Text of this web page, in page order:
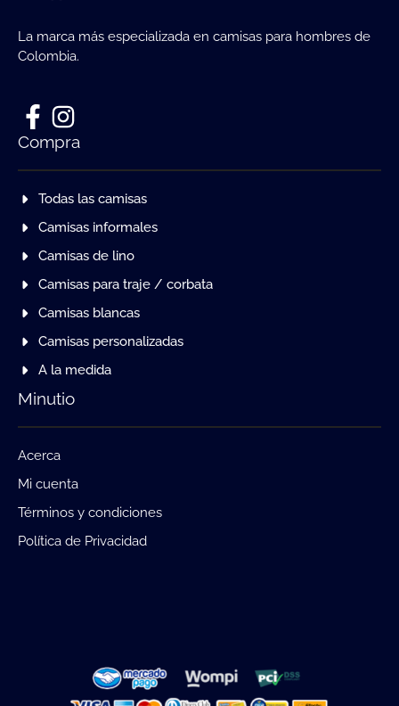
La marca más especializada en camisas para hombres de
Colombia.
Compra
Todas las camisas
Camisas informales
Camisas de lino
Camisas para traje / corbata
Camisas blancas
Camisas personalizadas
A la medida
Minutio
Acerca
Mi cuenta
Términos y condiciones
Política de Privacidad